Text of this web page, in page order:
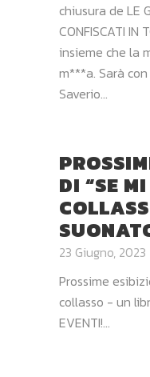
chiusura de LE
CONFISCATI IN
insieme che la
m***a. Sarà
Saverio...
DI “SE
23 Giugno, 2023
Prossime
collasso - un
EVENTI!...